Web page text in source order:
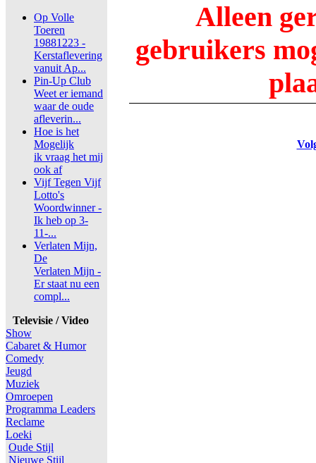
Op Volle
Toeren
19881223 -
Kerstaflevering
vanuit Ap...
Pin-Up Club
Weet er iemand
waar de oude
afleverin...
Hoe is het
Mogelijk
ik vraag het mij
ook af
Vijf Tegen Vijf
Lotto's
Woordwinner -
Ik heb op 3-
11-...
Verlaten Mijn,
De
Verlaten Mijn -
Er staat nu een
compl...
Televisie / Video
Show
Cabaret & Humor
Comedy
Jeugd
Muziek
Omroepen
Programma Leaders
Reclame
Loeki
Oude Stijl
Nieuwe Stijl
Alleen
gebruikers